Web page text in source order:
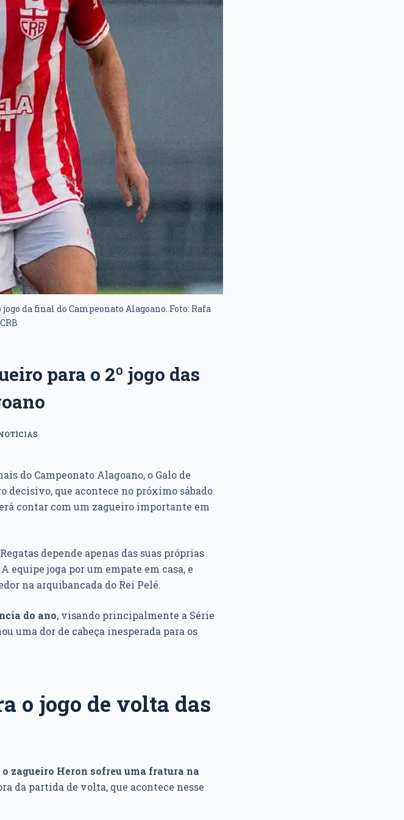
da final do Campeonato Alagoano. Foto: Rafa
para o 2º jogo das
do Campeonato Alagoano, o Galo de
decisivo, que acontece no próximo sábado
contar com um zagueiro importante em
depende apenas das suas próprias
equipe joga por um empate em casa, e
na arquibancada do Rei Pelé.
do ano, visando principalmente a Série
uma dor de cabeça inesperada para os
o jogo de volta das
zagueiro Heron sofreu uma fratura na
da partida de volta, que acontece nesse